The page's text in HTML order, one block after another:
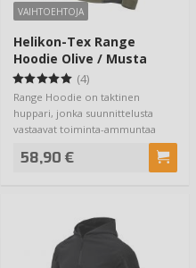
VAIHTOEHTOJA
Helikon-Tex Range
Hoodie Olive / Musta
(4)
Range Hoodie on taktinen
huppari, jonka suunnittelusta
vastaavat toiminta-ammuntaa
58,90 €